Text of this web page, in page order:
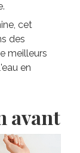
cet
des
meilleurs
en
avant